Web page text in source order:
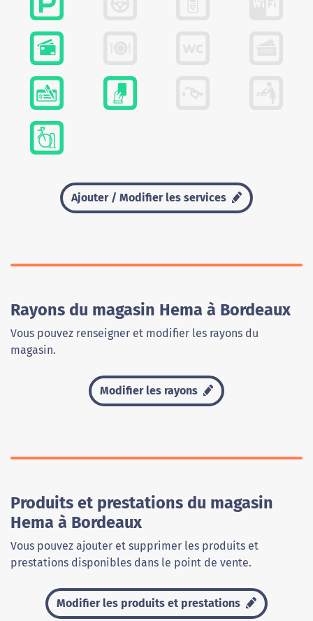
Ajouter / Modifier les services
Rayons du magasin Hema à Bordeaux
Vous pouvez renseigner et modifier les rayons du
magasin.
Modifier les rayons
Produits et prestations du magasin
Hema à Bordeaux
Vous pouvez ajouter et supprimer les produits et
prestations disponibles dans le point de vente.
Modifier les produits et prestations